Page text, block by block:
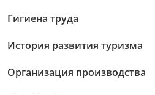
Гигиена труда
История развития туризма
Организация производства